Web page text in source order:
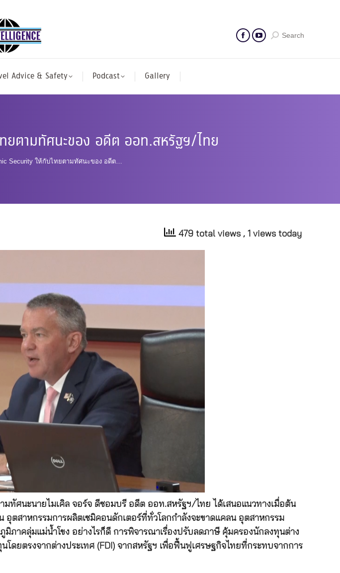
Search
Advice & Safety Podcast Gallery
ยตามทัศนะของ อดีต ออท.สหรัฐฯ/ไทย
Security ให้กับไทยตามทัศนะของ อดีต…
479 total views , 1 views today
ทัศนะนายไมเคิล จอร์จ ดีซอมบรี อดีต ออท.สหรัฐฯ/ไทย ได้เสนอแนวทางเมื่อต้น
อุตสาหกรรมการผลิตเซมิคอนดักเตอร์ที่ทั่วโลกกำลังจะขาดแคลน อุตสาหกรรม
ภาคลุ่มแม่น้ำโขง อย่างไรก็ดี การพิจารณาเรื่องปรับลดภาษี คุ้มครองนักลงทุนต่าง
โดยตรงจากต่างประเทศ (FDI) จากสหรัฐฯ เพื่อฟื้นฟูเศรษฐกิจไทยที่กระทบจากการ